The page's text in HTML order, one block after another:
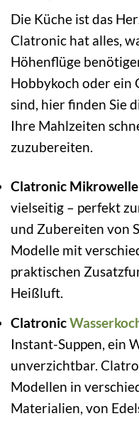
Die Küche ist das
Clatronic hat alles,
Höhenflüge
Hobbykoch oder ein
sind, hier finden Sie
Ihre Mahlzeiten
zuzubereiten.
Clatronic
vielseitig – perfekt
und Zubereiten von
Modelle mit
praktischen
Heißluft.
Clatronic
Instant-Suppen, ein
unverzichtbar.
Modellen in
Materialien, von